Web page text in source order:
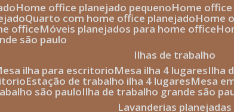
home office planejado pequeno home
quarto com home office planejado home
office móveis planejados para home office
são paulo
ilhas de trabalho
mesa ilha para escritorio mesa ilha 4 lugares ilha
estação de trabalho ilha 4 lugares mesa
são paulo ilha de trabalho grande são
lavanderias planejadas